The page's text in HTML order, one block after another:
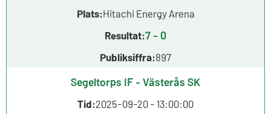
Plats:Hitachi Energy Arena
Resultat:7 - 0
Publiksiffra:897
Segeltorps IF - Västerås SK
Tid:2025-09-20 - 13:00:00